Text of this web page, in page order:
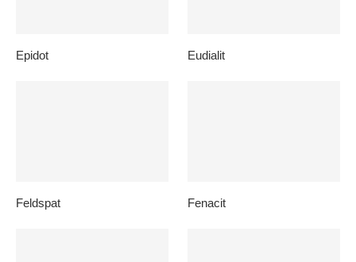
Epidot Eudialit
Feldspat Fenacit